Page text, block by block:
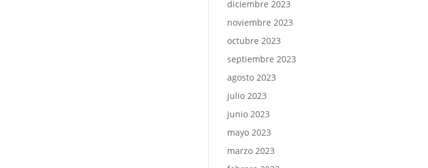
diciembre 2023
noviembre 2023
octubre 2023
septiembre 2023
agosto 2023
julio 2023
junio 2023
mayo 2023
marzo 2023